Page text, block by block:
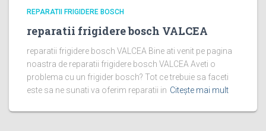
REPARATII FRIGIDERE BOSCH
reparatii frigidere bosch VALCEA
reparatii frigidere bosch VALCEA Bine ati venit pe pagina
noastra de reparatii frigidere bosch VALCEA Aveti o
problema cu un frigider bosch? Tot ce trebuie sa faceti
este sa ne sunati va oferim reparatii in Citește mai mult